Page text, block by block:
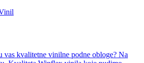
vas kvalitetne vinilne podne obloge? Na